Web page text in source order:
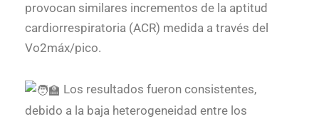
provocan similares incrementos de la aptitud
cardiorrespiratoria (ACR) medida a través del
Vo2máx/pico.
Los resultados fueron consistentes,
debido a la baja heterogeneidad entre los